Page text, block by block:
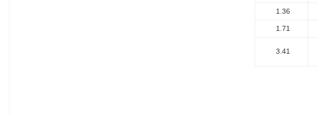
1.36
1.71
3.41